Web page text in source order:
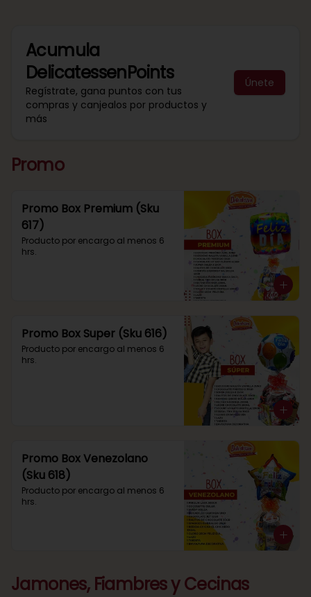
Acumula
DelicatessenPoints
Regístrate, gana puntos con tus
compras y canjealos por productos y
más
Únete
Promo
Promo Box Premium (Sku
617)
Producto por encargo al menos 6
hrs.
Promo Box Super (Sku 616)
Producto por encargo al menos 6
hrs.
Promo Box Venezolano
(Sku 618)
Producto por encargo al menos 6
hrs.
Jamones, Fiambres y Cecinas